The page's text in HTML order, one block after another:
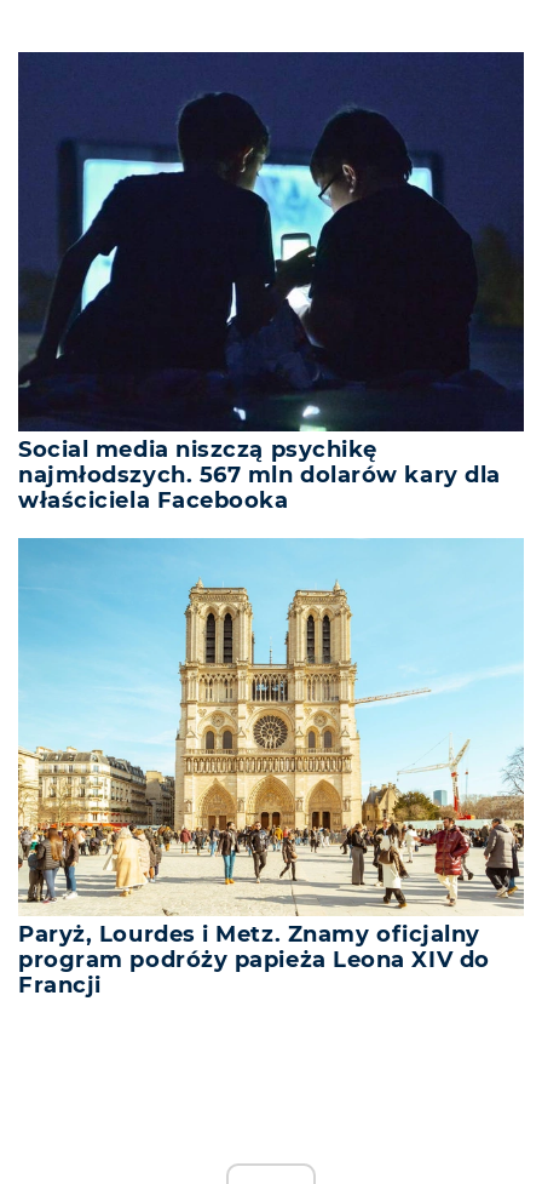
Social media niszczą psychikę
najmłodszych. 567 mln dolarów kary dla
właściciela Facebooka
Paryż, Lourdes i Metz. Znamy oficjalny
program podróży papieża Leona XIV do
Francji